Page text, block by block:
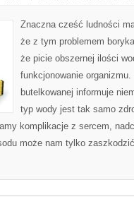
Znaczna cześć ludności
że z tym problemem
że picie obszernej ilości
funkcjonowanie
butelkowanej informuje
typ wody jest tak samo
komplikacje z sercem,
może nam tylko